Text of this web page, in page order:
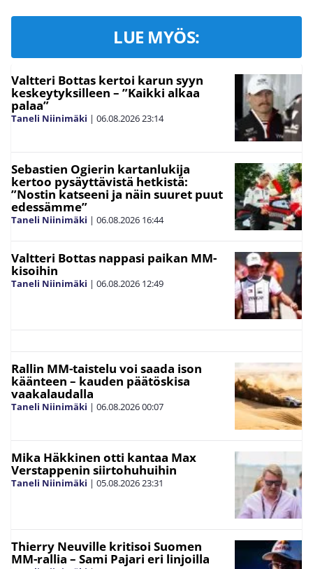
LUE MYÖS:
Valtteri Bottas kertoi karun syyn
keskeytyksilleen – ”Kaikki alkaa
palaa”
Taneli Niinimäki | 06.08.202623:14
Sebastien Ogierin kartanlukija
kertoo pysäyttävistä hetkistä:
”Nostin katseeni ja näin suuret puut
edessämme”
Taneli Niinimäki | 06.08.2026 16:44
Valtteri Bottas nappasi paikan MM-
kisoihin
Taneli Niinimäki | 06.08.2026 12:49
Rallin MM-taistelu voi saada ison
käänteen – kauden päätöskisa
vaakalaudalla
Taneli Niinimäki | 06.08.202600:07
Mika Häkkinen otti kantaa Max
Verstappenin siirtohuhuihin
Taneli Niinimäki | 05.08.202623:31
Thierry Neuville kritisoi Suomen
MM-rallia – Sami Pajari eri linjoilla